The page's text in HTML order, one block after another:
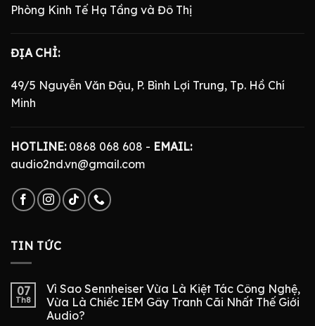
Phòng Kinh Tế Hạ Tầng và Đô Thị
ĐỊA CHỈ:
49/5 Nguyễn Văn Đậu, P. Bình Lợi Trung, Tp. Hồ Chí
Minh
HOTLINE:0868 068 608 - EMAIL:
audio2nd.vn@gmail.com
TIN TỨC
07
Th8
Vì Sao Sennheiser Vừa Là Kiệt Tác Công Nghệ,
Vừa Là Chiếc IEM Gây Tranh Cãi Nhất Thế Giới
Audio?